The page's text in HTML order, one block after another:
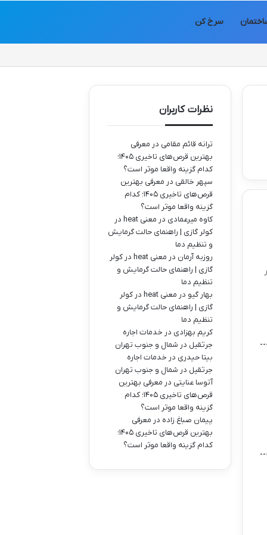
سرخ کن
نظرات کاربران
ترانه قائم مقامی در معرفی
بهترین قرص‌های تاخیری ۱۴۰۵؛
کدام گزینه واقعا موثر است؟
سپهر خالقی در معرفی بهترین
قرص‌های تاخیری ۱۴۰۵؛ کدام
گزینه واقعا موثر است؟
کاوه میرعمادی در
معنی heat در
کولر گازی | راهنمای حالت گرمایش
و تنظیم دما
روزبه آرمان در
معنی heat در کولر
گازی | راهنمای حالت گرمایش و
تنظیم دما
بهار گیو در
معنی heat در کولر
گازی | راهنمای حالت گرمایش و
تنظیم دما
کریم بهزادی در خدمات اجاره
جرثقیل در شمال و جنوب تهران
بیتا حیدری در خدمات اجاره
جرثقیل در شمال و جنوب تهران
آتوسا عنایتی در معرفی بهترین
قرص‌های تاخیری ۱۴۰۵؛ کدام
گزینه واقعا موثر است؟
پیمان صباغ زاده در معرفی
بهترین قرص‌های تاخیری ۱۴۰۵؛
کدام گزینه واقعا موثر است؟